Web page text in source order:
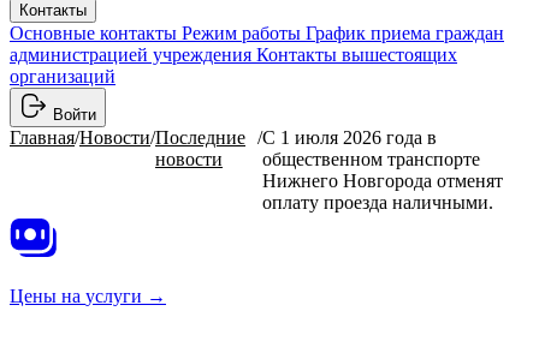
Контакты
Основные контакты Режим работы График приема граждан
администрацией учреждения Контакты вышестоящих
организаций
Войти
Главная/Новости/Последние
новости
/С 1 июля 2026 года в
общественном транспорте
Нижнего Новгорода отменят
оплату проезда наличными.
Цены на услуги →